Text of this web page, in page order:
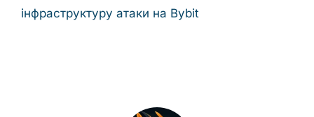
інфраструктуру атаки на Bybit